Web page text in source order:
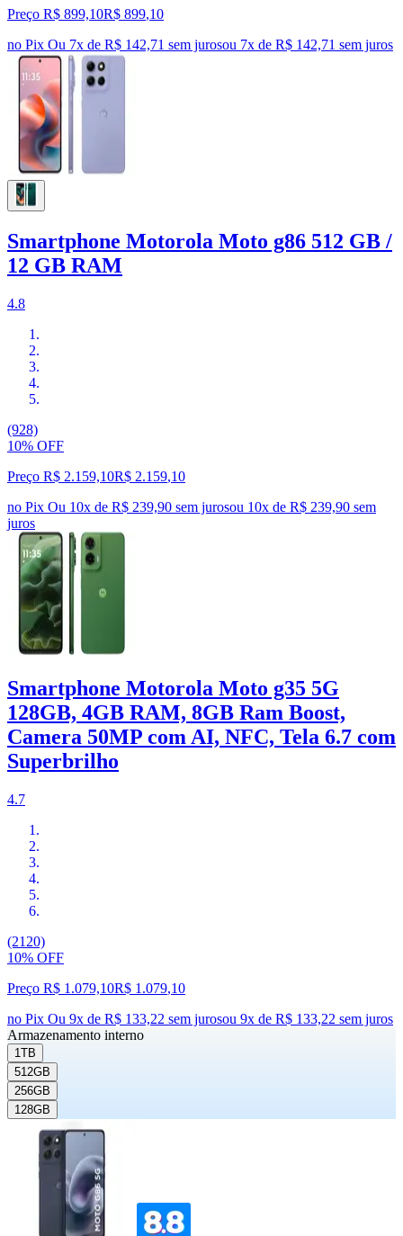
Preço R$ 899,10R$ 899,10
no Pix Ou 7x de R$ 142,71 sem jurosou 7x de R$ 142,71 sem juros
Smartphone Motorola Moto g86 512 GB /
12 GB RAM
4.8
(928)
10% OFF
Preço R$ 2.159,10R$ 2.159,10
no Pix Ou 10x de R$ 239,90 sem jurosou 10x de R$ 239,90 sem
juros
Smartphone Motorola Moto g35 5G
128GB, 4GB RAM, 8GB Ram Boost,
Camera 50MP com AI, NFC, Tela 6.7 com
Superbrilho
4.7
(2120)
10% OFF
Preço R$ 1.079,10R$ 1.079,10
no Pix Ou 9x de R$ 133,22 sem jurosou 9x de R$ 133,22 sem juros
Armazenamento interno
1TB
512GB
256GB
128GB